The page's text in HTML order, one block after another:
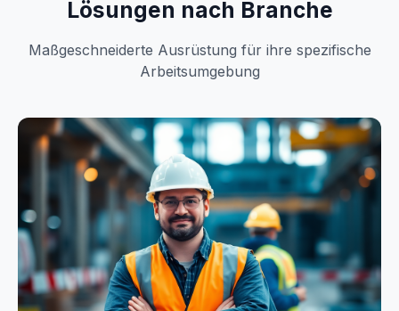
Lösungen nach Branche
Maßgeschneiderte Ausrüstung für ihre spezifische
Arbeitsumgebung